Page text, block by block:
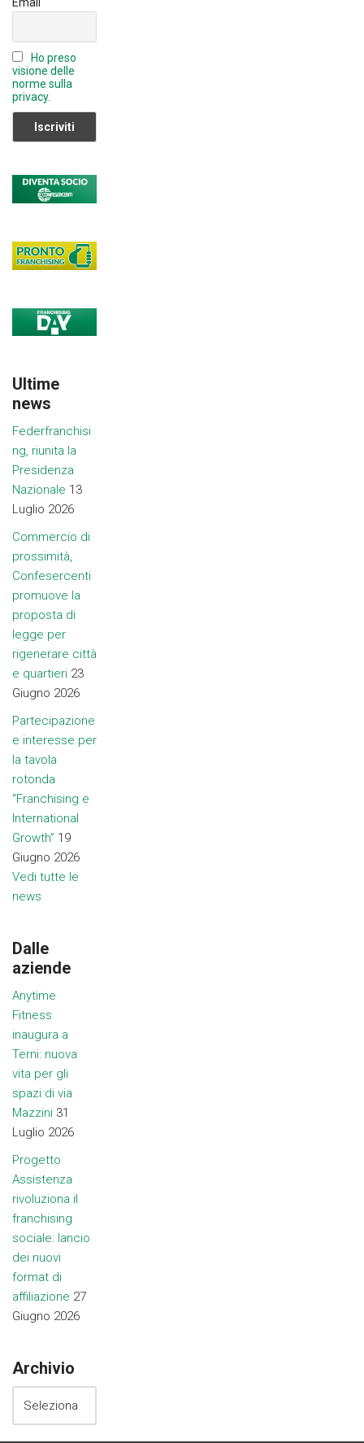
n
el
Ho preso
visione delle
norme sulla
privacy.
Ultime
news
Federfranchisi
ng, riunita la
Presidenza
Nazionale 13
Luglio 2026
Commercio di
prossimità,
Confesercenti
promuove la
proposta di
legge per
rigenerare città
e quartieri 23
Giugno 2026
Partecipazione
e interesse per
la tavola
rotonda
“Franchising e
International
Growth” 19
Giugno 2026
Vedi tutte le
news
Dalle
aziende
Anytime
Fitness
inaugura a
Terni: nuova
vita per gli
spazi di via
Mazzini 31
Luglio 2026
Progetto
Assistenza
rivoluziona il
franchising
sociale: lancio
dei nuovi
format di
affiliazione 27
Giugno 2026
Archivio